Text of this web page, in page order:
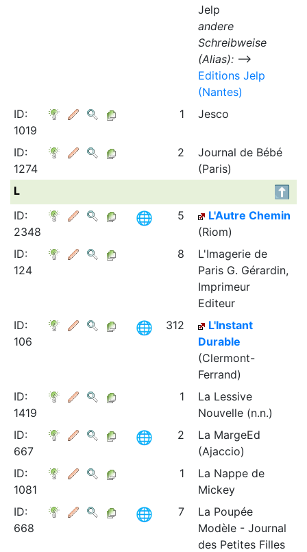
Jelp
andere
Schreibweise
(Alias):⟶
Editions Jelp
(Nantes)
ID:
1019
1 Jesco
ID:
1274
2
Journal de Bébé
(Paris)
L
ID:
2348
5
L'Autre Chemin
(Riom)
ID:
124
8
L'Imagerie de
Paris G. Gérardin,
Imprimeur
Editeur
ID:
106
312
L'Instant
Durable
(Clermont-
Ferrand)
ID:
1419
1
La Lessive
Nouvelle (n.n.)
ID:
667
2
La MargeEd
(Ajaccio)
ID:
1081
1
La Nappe de
Mickey
ID:
668
7
La Poupée
Modèle - Journal
des Petites Filles